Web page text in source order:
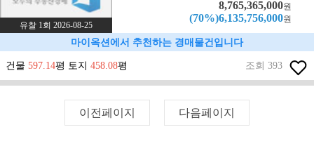
유찰 1회 2026-08-25
8,765,365,000원
(70%)6,135,756,000원
마이옥션에서 추천하는 경매물건입니다
건물 597.14평 토지 458.08평 조회 393
이전페이지 다음페이지